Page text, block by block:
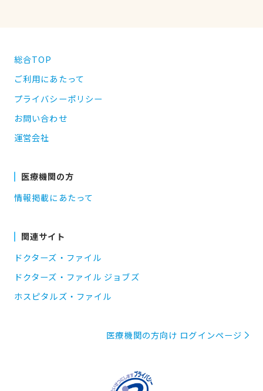
総合TOP
ご利用にあたって
プライバシーポリシー
お問い合わせ
運営会社
医療機関の方
情報掲載にあたって
関連サイト
ドクターズ・ファイル
ドクターズ・ファイル ジョブズ
ホスピタルズ・ファイル
医療機関の方向け ログインページ